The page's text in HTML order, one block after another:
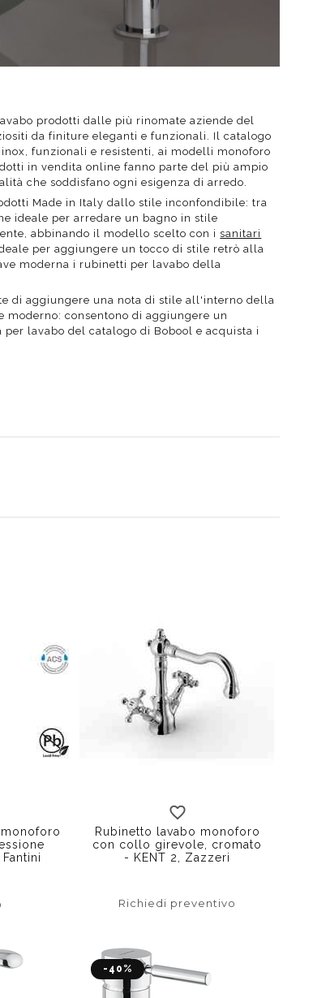
prodotti dalle più rinomate aziende del
da finiture eleganti e funzionali. Il catalogo
funzionali e resistenti, ai modelli monoforo
in vendita online fanno parte del più ampio
che soddisfano ogni esigenza di arredo.
Made in Italy dallo stile inconfondibile: tra
ideale per arredare un bagno in stile
abbinando il modello scelto con isanitari
per aggiungere un tocco di stile retrò alla
moderna i rubinetti per lavabo della
di aggiungere una nota di stile all'interno della
consentono di aggiungere un
lavabo del catalogo di Bobool e acquista i
Rubinetto lavabo monoforo
con collo girevole, cromato
- KENT 2, Zazzeri
Richiedi preventivo
-40%